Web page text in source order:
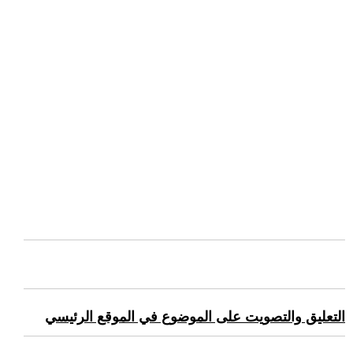
التعليق والتصويت على الموضوع في الموقع الرئيسي